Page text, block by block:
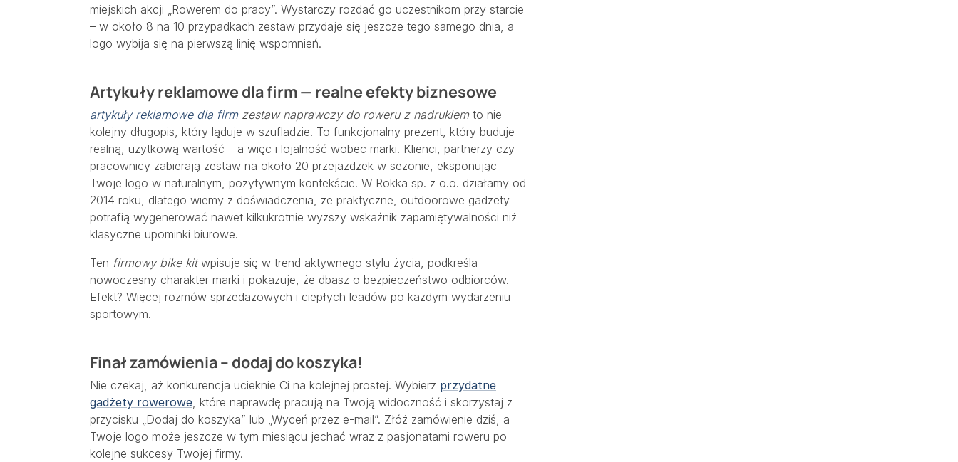
miejskich akcji „Rowerem do pracy”. Wystarczy rozdać go uczestnikom przy starcie
– w około 8 na 10 przypadkach zestaw przydaje się jeszcze tego samego dnia, a
logo wybija się na pierwszą linię wspomnień.
Artykuły reklamowe dla firm — realne efekty biznesowe
artykuły reklamowe dla firmzestaw naprawczy do roweru z nadrukiemto nie
kolejny długopis, który ląduje w szufladzie. To funkcjonalny prezent, który buduje
realną, użytkową wartość – a więc i lojalność wobec marki. Klienci, partnerzy czy
pracownicy zabierają zestaw na około 20 przejażdżek w sezonie, eksponując
Twoje logo w naturalnym, pozytywnym kontekście. W Rokka sp. z o.o. działamy od
2014 roku, dlatego wiemy z doświadczenia, że praktyczne, outdoorowe gadżety
potrafią wygenerować nawet kilkukrotnie wyższy wskaźnik zapamiętywalności niż
klasyczne upominki biurowe.
Ten firmowy bike kitwpisuje się w trend aktywnego stylu życia, podkreśla
nowoczesny charakter marki i pokazuje, że dbasz o bezpieczeństwo odbiorców.
Efekt? Więcej rozmów sprzedażowych i ciepłych leadów po każdym wydarzeniu
sportowym.
Finał zamówienia – dodaj do koszyka!
Nie czekaj, aż konkurencja ucieknie Ci na kolejnej prostej. Wybierz przydatne
gadżety rowerowe, które naprawdę pracują na Twoją widoczność i skorzystaj z
przycisku „Dodaj do koszyka” lub „Wyceń przez e-mail”. Złóż zamówienie dziś, a
Twoje logo może jeszcze w tym miesiącu jechać wraz z pasjonatami roweru po
kolejne sukcesy Twojej firmy.